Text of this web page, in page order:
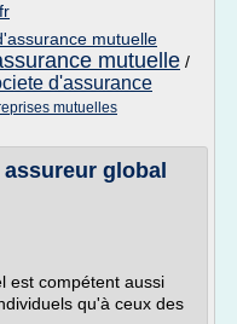
mutuelle
mutuelle /
d'assurance
mutuelles
global
est compétent aussi
qu'à ceux des